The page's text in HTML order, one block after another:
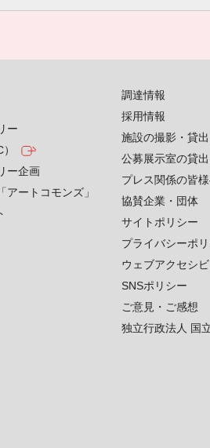
ー
ー企画
アートコモンズ」
調達情報
採用情報
施設の撮影・貸出
公募展示室の貸出
プレス関係の皆
協賛企業・団体
サイトポリシー
プライバシーポ
ウェブアクセシ
SNSポリシー
ご意見・ご感想
独立行政法人 国